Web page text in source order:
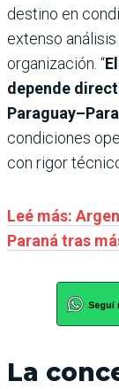
destino en
extenso
organización. “
depende
condiciones
con rigor
Leé más:
Paraná tras
La